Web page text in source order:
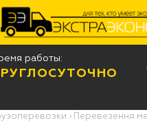
работы:
› Перевезення